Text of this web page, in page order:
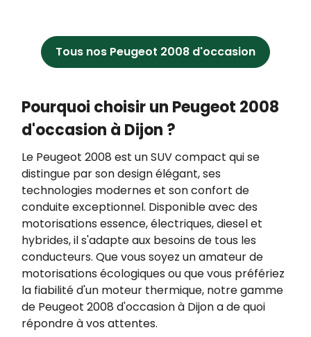
consommation, vous pouvez vous opposer à
tout moment à être démarché par téléphone,
en vous inscrivant gratuitement sur
Tous nos Peugeot 2008 d'occasion
Pourquoi choisir un Peugeot 2008
d'occasion à Dijon ?
Le Peugeot 2008 est un SUV compact qui se
distingue par son design élégant, ses
technologies modernes et son confort de
conduite exceptionnel. Disponible avec des
motorisations essence, électriques, diesel et
hybrides, il s'adapte aux besoins de tous les
conducteurs. Que vous soyez un amateur de
motorisations écologiques ou que vous préfériez
la fiabilité d'un moteur thermique, notre gamme
de Peugeot 2008 d'occasion à Dijon a de quoi
répondre à vos attentes.